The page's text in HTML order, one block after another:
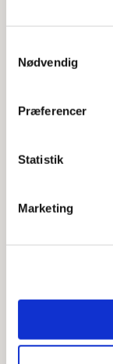
Nødvendig
Præferencer
Statistik
Marketing
Det kan du
Ny park
Udviklingsplan
Klimamæssig
Kontakt